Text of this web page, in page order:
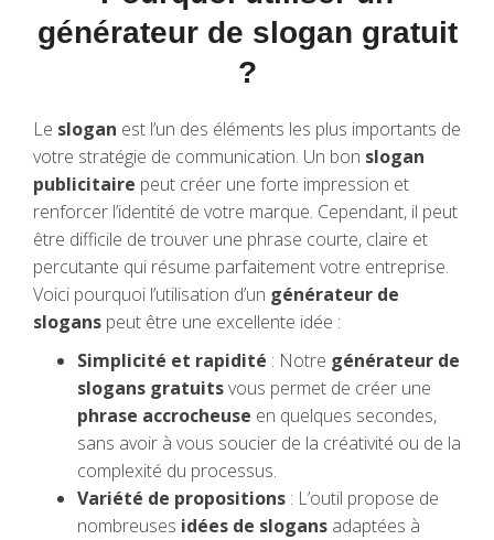
générateur de slogan gratuit
?
Le slogan est l’un des éléments les plus importants de
votre stratégie de communication. Un bon slogan
publicitaire peut créer une forte impression et
renforcer l’identité de votre marque. Cependant, il peut
être difficile de trouver une phrase courte, claire et
percutante qui résume parfaitement votre entreprise.
Voici pourquoi l’utilisation d’un générateur de
slogans peut être une excellente idée :
Simplicité et rapidité : Notre générateur de
slogans gratuitsvous permet de créer une
phrase accrocheuse en quelques secondes,
sans avoir à vous soucier de la créativité ou de la
complexité du processus.
Variété de propositions : L’outil propose de
nombreuses idées de slogans adaptées à